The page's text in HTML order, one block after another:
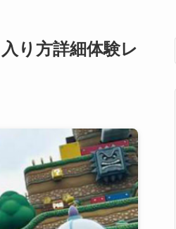
り方詳細体験レ